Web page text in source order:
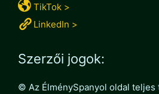
TikTok >
LinkedIn >
Szerzői jogok:
© Az ÉlménySpanyol oldal teljes